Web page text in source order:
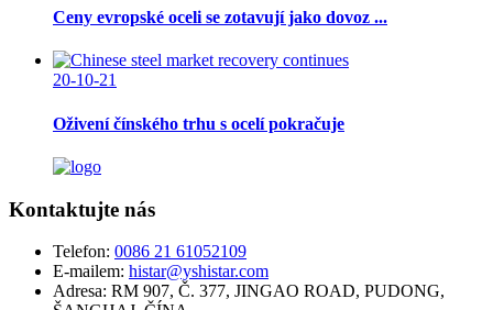
Ceny evropské oceli se zotavují jako dovoz ...
20-10-21
Oživení čínského trhu s ocelí pokračuje
Kontaktujte nás
Telefon: 0086 21 61052109
E-mailem: histar@yshistar.com
Adresa: RM 907, Č. 377, JINGAO ROAD, PUDONG,